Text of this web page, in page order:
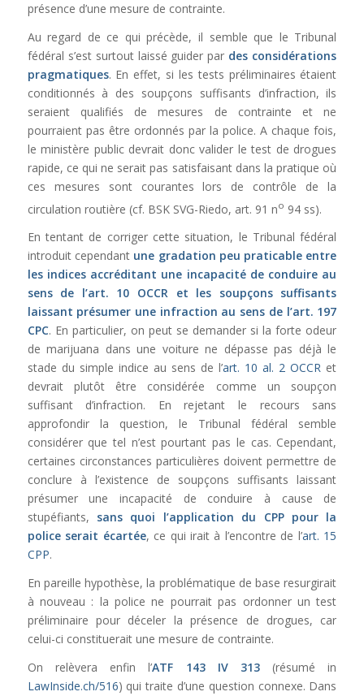
présence d’une mesure de contrainte.
Au regard de ce qui précède, il semble que le Tribunal
fédéral s’est surtout laissé guider par des considérations
pragmatiques. En effet, si les tests préliminaires étaient
conditionnés à des soupçons suffisants d’infraction, ils
seraient qualifiés de mesures de contrainte et ne
pourraient pas être ordonnés par la police. A chaque fois,
le ministère public devrait donc valider le test de drogues
rapide, ce qui ne serait pas satisfaisant dans la pratique où
ces mesures sont courantes lors de contrôle de la
circulation routière (cf. BSK SVG-Riedo, art. 91 no 94 ss).
En tentant de corriger cette situation, le Tribunal fédéral
introduit cependant une gradation peu praticable entre
les indices accréditant une incapacité de conduire au
sens de l’art. 10 OCCR et les soupçons suffisants
laissant présumer une infraction au sens de l’art. 197
CPC. En particulier, on peut se demander si la forte odeur
de marijuana dans une voiture ne dépasse pas déjà le
stade du simple indice au sens de l’art. 10 al. 2 OCCR et
devrait plutôt être considérée comme un soupçon
suffisant d’infraction. En rejetant le recours sans
approfondir la question, le Tribunal fédéral semble
considérer que tel n’est pourtant pas le cas. Cependant,
certaines circonstances particulières doivent permettre de
conclure à l’existence de soupçons suffisants laissant
présumer une incapacité de conduire à cause de
stupéfiants, sans quoi l’application du CPP pour la
police serait écartée, ce qui irait à l’encontre de l’art. 15
CPP.
En pareille hypothèse, la problématique de base resurgirait
à nouveau : la police ne pourrait pas ordonner un test
préliminaire pour déceler la présence de drogues, car
celui-ci constituerait une mesure de contrainte.
On relèvera enfin l’ATF 143 IV 313(résumé in
LawInside.ch/516) qui traite d’une question connexe. Dans